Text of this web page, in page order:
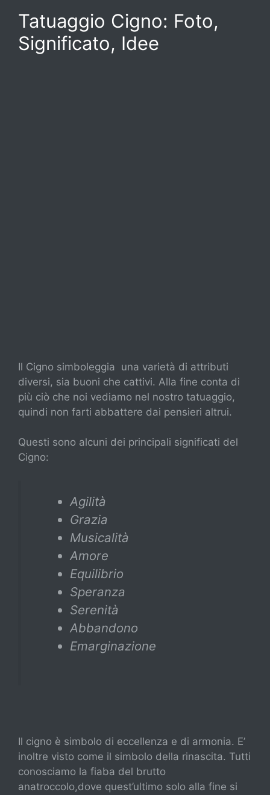
Tatuaggio Cigno: Foto,
Significato, Idee
Il Cigno simboleggia una varietà di attributi
diversi, sia buoni che cattivi. Alla fine conta di
più ciò che noi vediamo nel nostro tatuaggio,
quindi non farti abbattere dai pensieri altrui.
Questi sono alcuni dei principali significati del
Cigno:
Agilità
Grazia
Musicalità
Amore
Equilibrio
Speranza
Serenità
Abbandono
Emarginazione
Il cigno è simbolo di eccellenza e di armonia. E’
inoltre visto come il simbolo della rinascita. Tutti
conosciamo la fiaba del brutto
anatroccolo,dove quest’ultimo solo alla fine si